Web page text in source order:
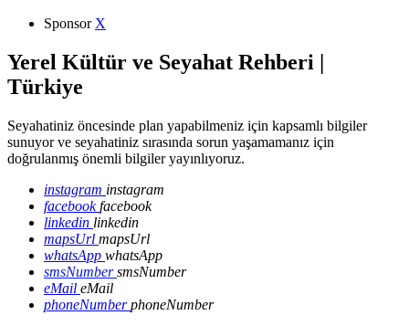
Sponsor X
Yerel Kültür ve Seyahat Rehberi |
Türkiye
Seyahatiniz öncesinde plan yapabilmeniz için kapsamlı bilgiler
sunuyor ve seyahatiniz sırasında sorun yaşamamanız için
doğrulanmış önemli bilgiler yayınlıyoruz.
instagram instagram
facebookfacebook
linkedin linkedin
mapsUrl mapsUrl
whatsApp whatsApp
smsNumbersmsNumber
eMail eMail
phoneNumberphoneNumber